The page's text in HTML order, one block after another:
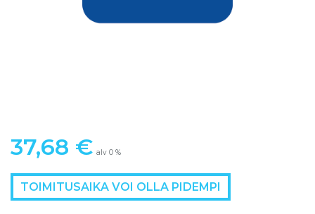
37,68 € alv 0 %
TOIMITUSAIKA VOI OLLA PIDEMPI